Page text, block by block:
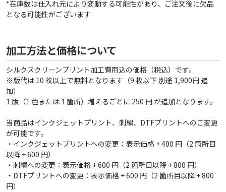
*在庫数は仕入れ元により変動する可能性があり、ご注文後に欠品
となる可能性がございます
加工方法と価格について
シルクスクリーンプリント加工費用込の価格（税込）です。
※版代は 10 枚以上で無料となります（9 枚以下 別途 1,900円 追
加）
1 版（1 色または 1 箇所）増えるごとに 250 円 が追加となります。
当商品はインクジェットプリント、刺繍、DTFプリントへのご変更
が可能です。
・インクジェットプリントへの変更：表示価格 + 400 円（2 箇所目
以降 + 600 円）
・刺繍への変更：表示価格 + 600 円（2 箇所目以降 + 800 円）
・DTFプリントへの変更：表示価格 + 600 円（2 箇所目以降 + 800
円）